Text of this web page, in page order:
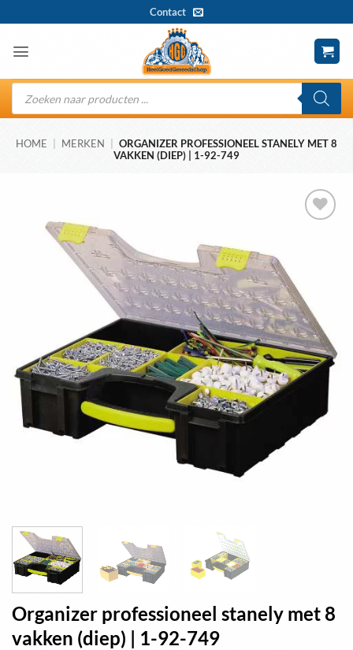
naar
inhoud
Contact
Producten
zoeken
HOME MERKEN
ORGANIZER PROFESSIONEEL STANELY MET 8
VAKKEN (DIEP) | 1-92-749
Organizer professioneel stanely met 8
vakken (diep) | 1-92-749